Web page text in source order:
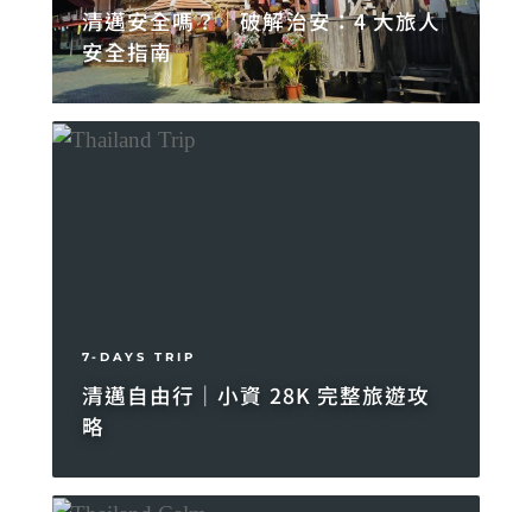
清邁安全嗎？｜破解治安：4 大旅人
安全指南
7-DAYS TRIP
清邁自由行｜小資 28K 完整旅遊攻
略